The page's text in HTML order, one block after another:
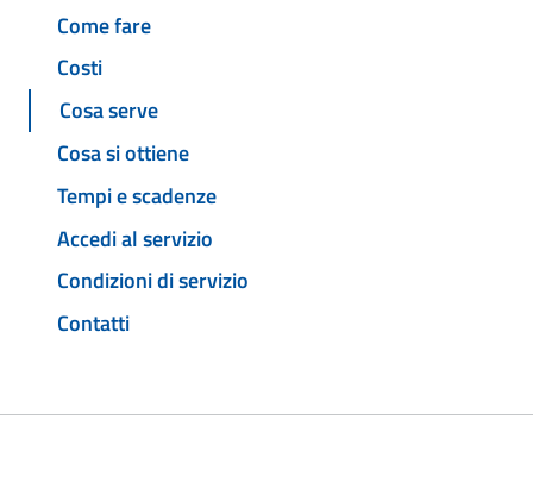
Come fare
Costi
Cosa serve
Cosa si ottiene
Tempi e scadenze
Accedi al servizio
Condizioni di servizio
Contatti